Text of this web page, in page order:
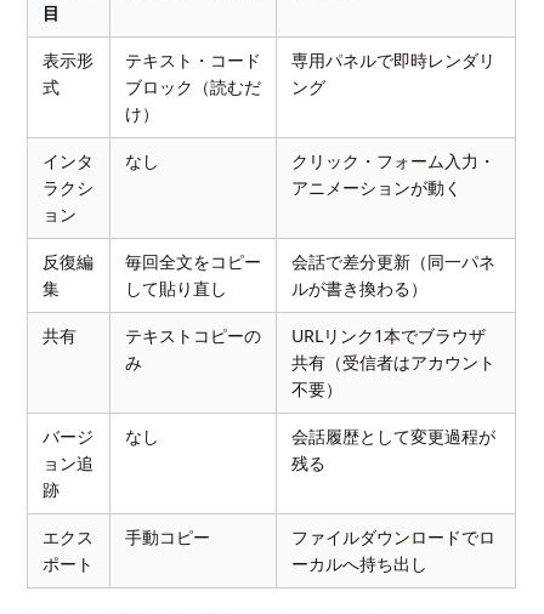
目
表示形
式
テキスト・コード
ブロック（読むだ
け）
専用パネルで即時レンダリ
ング
インタ
ラクシ
ョン
なし
クリック・フォーム入力・
アニメーションが動く
反復編
集
毎回全文をコピー
して貼り直し
会話で差分更新（同一パネ
ルが書き換わる）
共有
テキストコピーの
み
URLリンク1本でブラウザ
共有（受信者はアカウント
不要）
バージ
ョン追
跡
なし
会話履歴として変更過程が
残る
エクス
ポート
手動コピー
ファイルダウンロードでロ
ーカルへ持ち出し